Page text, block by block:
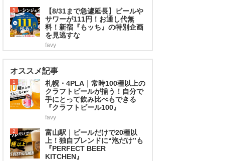
5
【8/31まで急遽延長】ビールや
サワーが111円！お通し代無
料！新宿『もッち』の特別企画
を見逃すな
favy
オススメ記事
1
札幌・4PLA｜常時100種以上の
クラフトビールが揃う！自分で
手にとって飲み比べもできる
『クラフトビール100』
favy
2
富山駅｜ビールだけで20種以
上！独自ブレンドに“泡だけ”も
『PERFECT BEER
KITCHEN』